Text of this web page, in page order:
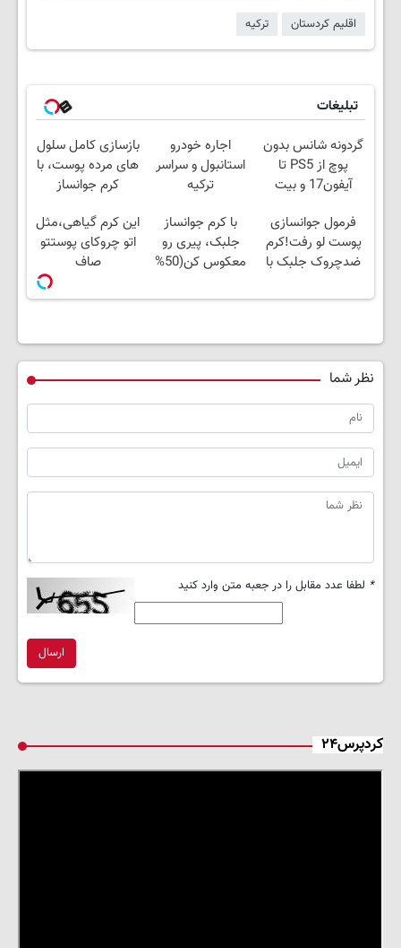
اقلیم کردستان ترکیه
تبلیغات
گردونه شانس بدون
پوچ از PS5 تا
آیفون17 و بیت
اجاره خودرو
استانبول و سراسر
ترکیه
بازسازی کامل سلول
های مرده پوست، با
کرم جوانساز
تخفیف)
فرمول جوانسازی
پوست لو رفت!کرم
ضدچروک جلبک با
با کرم جوانساز
جلبک، پیری رو
معکوس کن(50%
این کرم گیاهی،مثل
اتو چروکای پوستتو
صاف
میکنه!+تخفیف
ویژه
نظر شما
* لطفا عدد مقابل را در جعبه متن وارد کنید
ارسال
کردپرس۲۴